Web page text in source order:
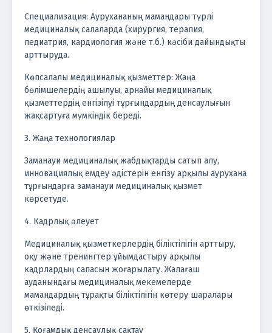
Специализация: Аурухананың мамандары түрлі
медициналық салаларда (хирургия, терапия,
педиатрия, кардиология және т.б.) кәсіби дайындықты
арттыруда.
Көпсалалы медициналық қызметтер: Жаңа
бөлімшелердің ашылуы, арнайы медициналық
қызметтердің енгізілуі тұрғындардың денсаулығын
жақсартуға мүмкіндік береді.
3. Жаңа технологиялар
Заманауи медициналық жабдықтарды сатып алу,
инновациялық емдеу әдістерін енгізу арқылы аурухана
тұрғындарға заманауи медициналық қызмет
көрсетуде.
4. Кадрлық әлеует
Медициналық қызметкерлердің біліктілігін арттыру,
оқу және тренингтер ұйымдастыру арқылы
кадрлардың сапасын жоғарылату. Жалағаш
ауданындағы медициналық мекемелерде
мамандардың тұрақты біліктілігін көтеру шаралары
өткізіледі.
5. Қоғамдық денсаулық сақтау